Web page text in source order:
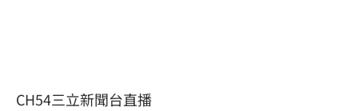
CH54三立新聞台直播